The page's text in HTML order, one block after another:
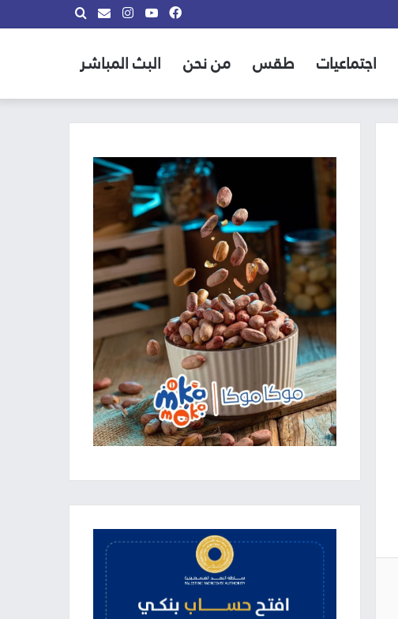
بحث
info@almadina.tvانستقراميوتيوب
فيسبوك
اجتماعيات طقس من نحن البث المباشر